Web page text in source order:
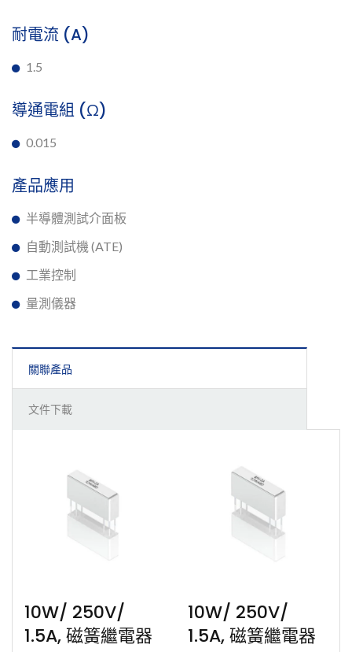
耐電流 (A)
1.5
導通電組 (Ω)
0.015
產品應用
半導體測試介面板
自動測試機 (ATE)
工業控制
量測儀器
關聯產品
文件下載
10W/ 250V/
1.5A, 磁簧繼電器
10W/ 250V/
1.5A, 磁簧繼電器